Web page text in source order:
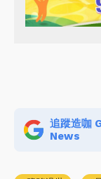
追蹤造咖
News